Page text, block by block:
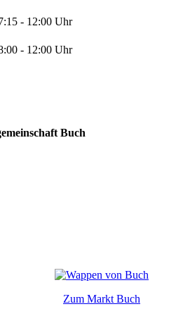
- 12:00 Uhr
- 12:00 Uhr
Buch
Zum Markt Buch